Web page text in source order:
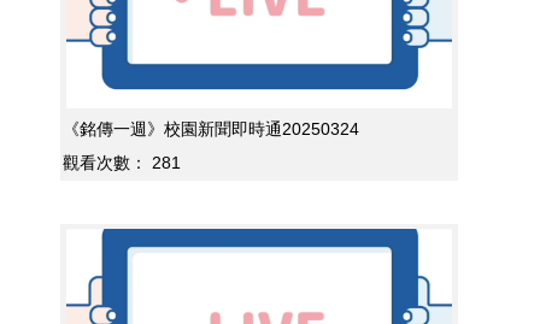
《銘傳一週》校園新聞即時通20250324
觀看次數：
281